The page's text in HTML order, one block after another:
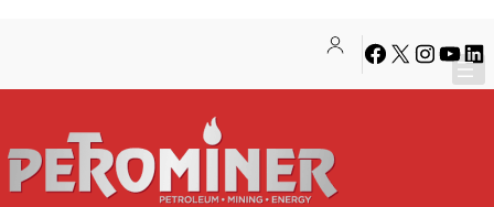
konten
content
Facebook
X Instagram